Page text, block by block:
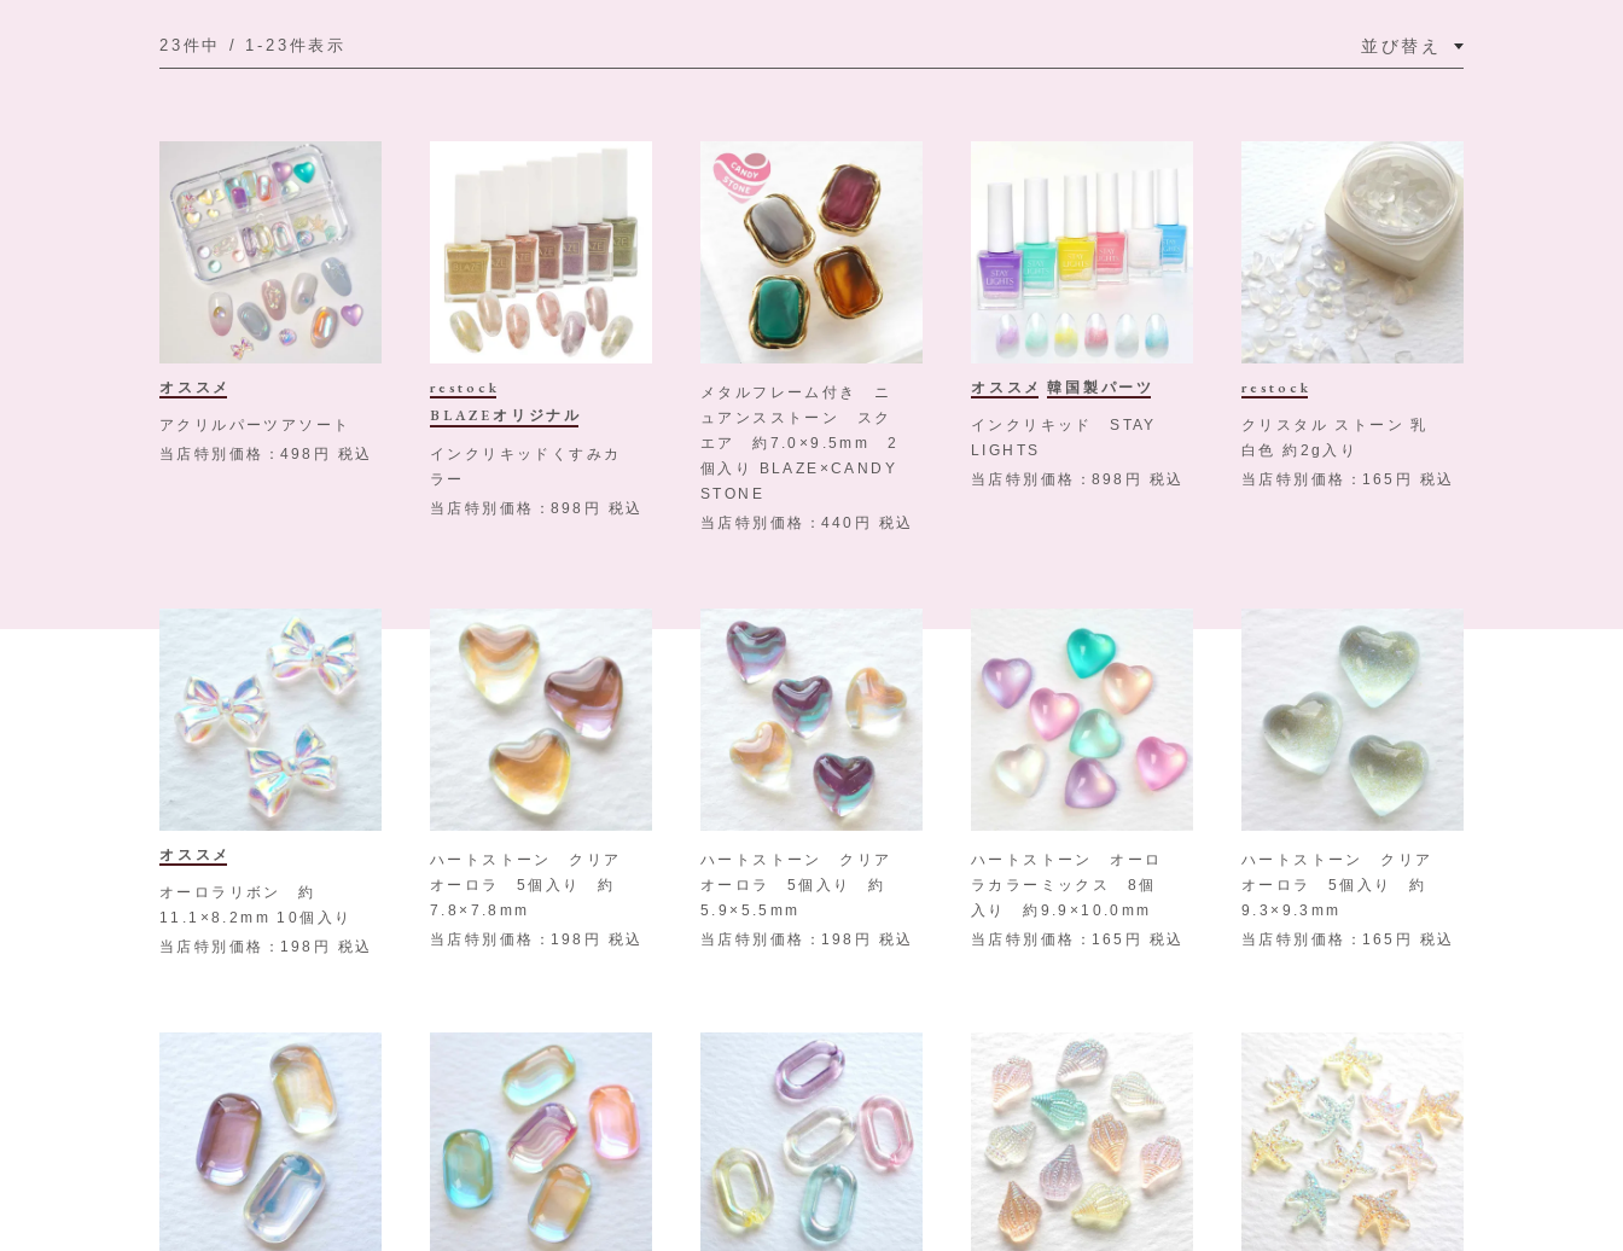
並び替え
23 件中 1- 23 件表示
オススメ
アクリルパーツアソート
当店特別価格
498 税込
restock
BLAZEオリジナル
インクリキッドくすみカ
ラー
当店特別価格
898 税込
メタルフレーム付き ニ
ュアンスストーン スク
エア 約7.0×9.5mm 2
個入り BLAZE×CANDY
STONE
当店特別価格
440 税込
オススメ 韓国製パーツ
インクリキッド STAY
LIGHTS
当店特別価格
898 税込
restock
クリスタル ストーン 乳
白色 約2g入り
当店特別価格
165 税込
オススメ
オーロラリボン 約
11.1×8.2mm 10個入り
当店特別価格
198 税込
ハートストーン クリア
オーロラ 5個入り 約
7.8×7.8mm
当店特別価格
198 税込
ハートストーン クリア
オーロラ 5個入り 約
5.9×5.5mm
当店特別価格
198 税込
ハートストーン オーロ
ラカラーミックス 8個
入り 約9.9×10.0mm
当店特別価格
165 税込
ハートストーン クリア
オーロラ 5個入り 約
9.3×9.3mm
当店特別価格
165 税込